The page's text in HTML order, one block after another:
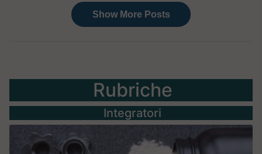
Rubriche
Integratori